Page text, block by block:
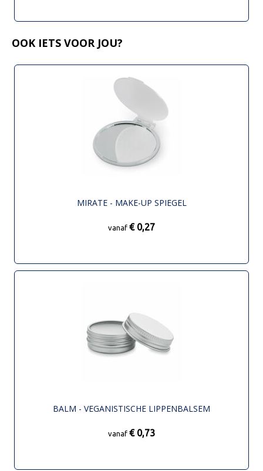
OOK IETS VOOR JOU?
MIRATE - MAKE-UP SPIEGEL
vanaf € 0,27
BALM - VEGANISTISCHE LIPPENBALSEM
vanaf € 0,73